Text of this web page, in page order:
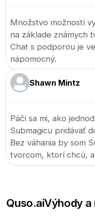
Množstvo možností
na základe známych
Chat s podporou je
nápomocný.
Shawn Mintz
Páči sa mi, ako
Submagicu pridávať
Bez váhania by som
tvorcom, ktorí chcú,
Quso.aiVýhody a